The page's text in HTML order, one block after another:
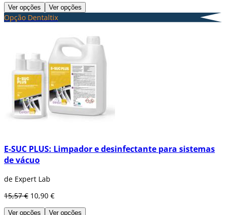
Ver opções Ver opções
Opção Dentaltix
E-SUC PLUS: Limpador e desinfectante para sistemas
de vácuo
de Expert Lab
15,57 € 10,90 €
Ver opções Ver opções